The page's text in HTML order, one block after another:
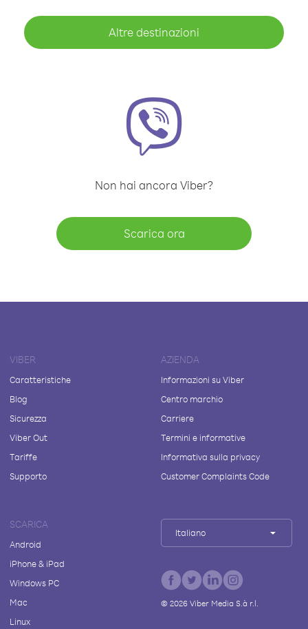
Altre destinazioni
Non hai ancora Viber?
Scarica ora
VIBER
Caratteristiche
Blog
Sicurezza
Viber Out
Tariffe
Supporto
AZIENDA
Informazioni su Viber
Centro marchio
Carriere
Termini e informative
Informativa sulla privacy
Customer Complaints Code
SCARICA
Android
iPhone & iPad
Windows PC
Mac
Linux
Italiano
© 2026Viber Media S.à r.l.